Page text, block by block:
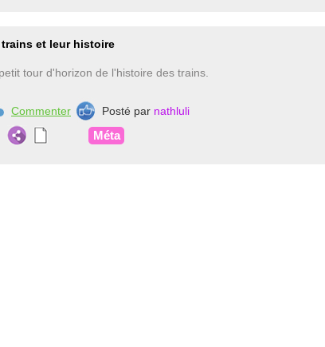
trains et leur histoire
tour d'horizon de l'histoire des trains.
Commenter Posté par nathluli
Méta